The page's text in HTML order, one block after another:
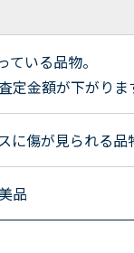
いる品物。
定金額が下がりま
に傷が見られる品
品